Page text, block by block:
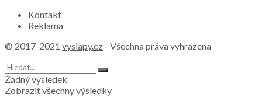
Kontakt
Reklama
© 2017-2021 vyslapy.cz - Všechna práva vyhrazena
Žádný výsledek
Zobrazit všechny výsledky